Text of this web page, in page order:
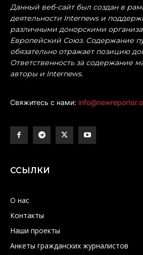
Данный веб-сайт был создан в
деятельности Internews и
различными донорскими
Европейский Союз. Содержание
обязательно отражает позицию
Ответственность за содержание
авторы и Internews.
Свяжитесь с нами:
ССЫЛКИ
О нас
Контакты
Наши проекты
Анкеты гражданских журналистов